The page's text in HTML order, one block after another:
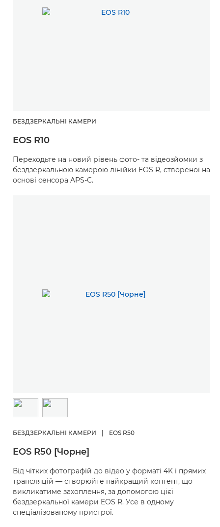
БЕЗДЗЕРКАЛЬНІ КАМЕРИ
EOS R10
Переходьте на новий рівень фото- та відеозйомки з
бездзеркальною камерою лінійки EOS R, створеної на
основі сенсора APS-C.
БЕЗДЗЕРКАЛЬНІ КАМЕРИ EOS R50
EOS R50 [Чорне]
Від чітких фотографій до відео у форматі 4K і прямих
трансляцій — створюйте найкращий контент, що
викликатиме захоплення, за допомогою цієї
бездзеркальної камери EOS R. Усе в одному
спеціалізованому пристрої.